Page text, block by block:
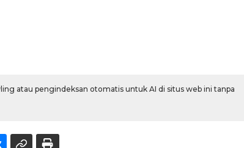
atau pengindeksan otomatis untuk AI di situs web ini tanpa